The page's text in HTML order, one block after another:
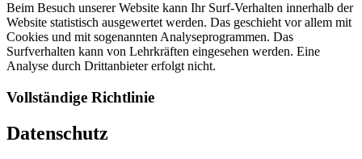
Beim Besuch unserer Website kann Ihr Surf-Verhalten innerhalb der
Website statistisch ausgewertet werden. Das geschieht vor allem mit
Cookies und mit sogenannten Analyseprogrammen. Das
Surfverhalten kann von Lehrkräften eingesehen werden. Eine
Analyse durch Drittanbieter erfolgt nicht.
Vollständige Richtlinie
Datenschutz